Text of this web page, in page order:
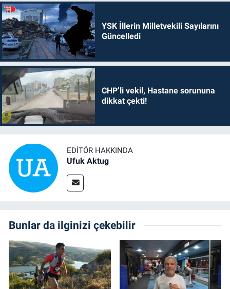
YSK İllerin Milletvekili Sayılarını
Güncelledi
CHP’li vekil, Hastane sorununa
dikkat çekti!
EDITÖR HAKKINDA
Ufuk Aktug
Bunlar da ilginizi çekebilir